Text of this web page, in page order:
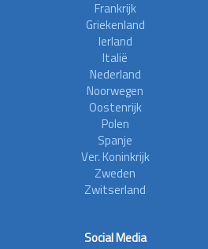
Frankrijk
Griekenland
Ierland
Italië
Nederland
Noorwegen
Oostenrijk
Polen
Spanje
Ver. Koninkrijk
Zweden
Zwitserland
Social Media